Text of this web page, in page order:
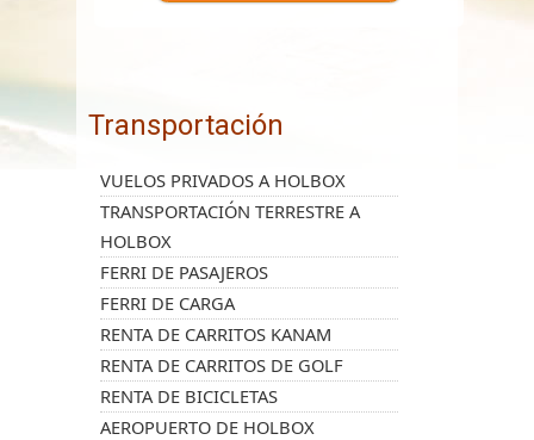
Transportación
VUELOS PRIVADOS A HOLBOX
TRANSPORTACIÓN TERRESTRE A
HOLBOX
FERRI DE PASAJEROS
FERRI DE CARGA
RENTA DE CARRITOS KANAM
RENTA DE CARRITOS DE GOLF
RENTA DE BICICLETAS
AEROPUERTO DE HOLBOX